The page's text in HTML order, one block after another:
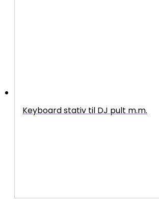
Keyboard stativ til DJ pult m.m.